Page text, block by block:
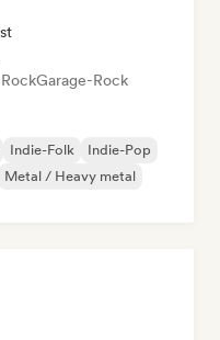
Garage-Rock
Indie-Folk
Indie-Pop
Metal / Heavy metal